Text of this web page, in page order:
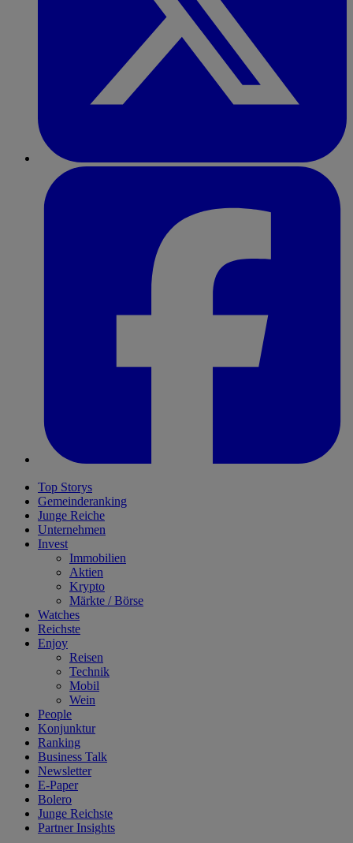
Top Storys
Gemeinderanking
Junge Reiche
Unternehmen
Invest
Immobilien
Aktien
Krypto
Märkte / Börse
Watches
Reichste
Enjoy
Reisen
Technik
Mobil
Wein
People
Konjunktur
Ranking
Business Talk
Newsletter
E-Paper
Bolero
Junge Reichste
Partner Insights